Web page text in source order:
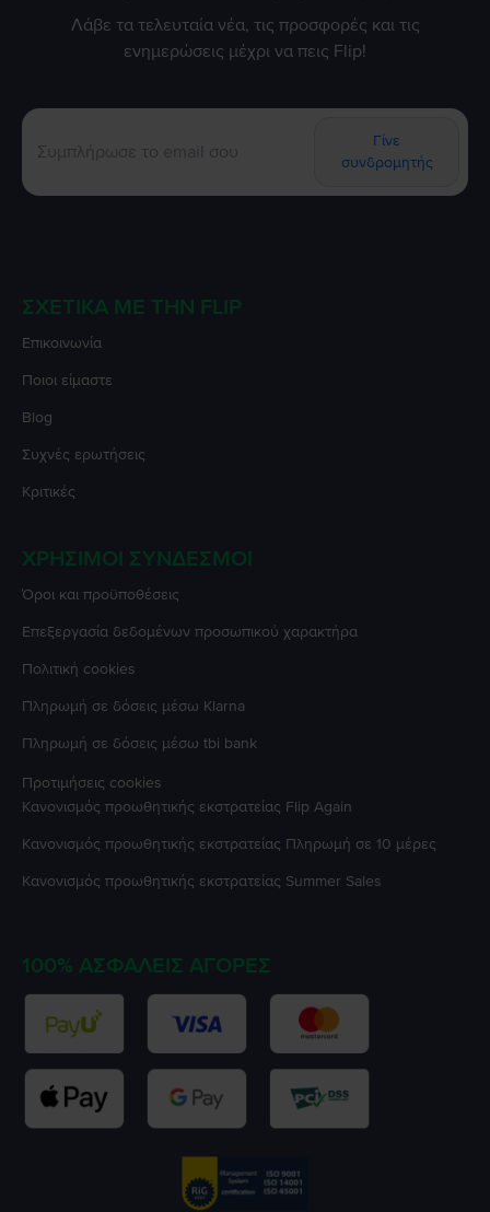
Λάβε τα τελευταία νέα, τις προσφορές και τις
ενημερώσεις μέχρι να πεις Flip!
Γίνε
συνδρομητής
ΣΧΕΤΙΚΆ ΜΕ ΤΗΝ FLIP
Επικοινωνία
Ποιοι είμαστε
Blog
Συχνές ερωτήσεις
Κριτικές
ΧΡΉΣΙΜΟΙ ΣΎΝΔΕΣΜΟΙ
Όροι και προϋποθέσεις
Επεξεργασία δεδομένων προσωπικού χαρακτήρα
Πολιτική cookies
Πληρωμή σε δόσεις μέσω Klarna
Πληρωμή σε δόσεις μέσω tbi bank
Προτιμήσεις cookies
Κανονισμός προωθητικής εκστρατείας Flip Again
Κανονισμός προωθητικής εκστρατείας Πληρωμή σε 10 μέρες
Κανονισμός προωθητικής εκστρατείας Summer Sales
100% ΑΣΦΑΛΕΊΣ ΑΓΟΡΈΣ